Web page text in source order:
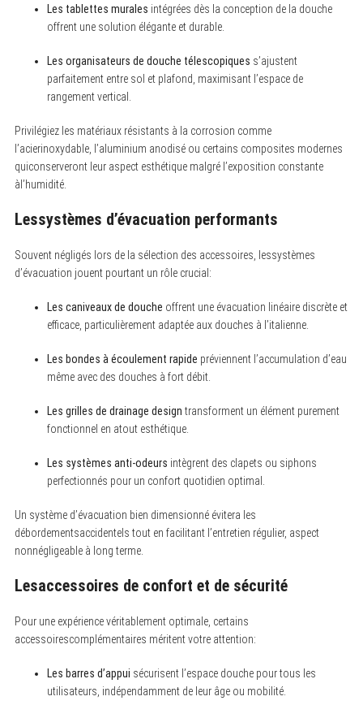
Les tablettes murales intégrées dès la conception de la douche
offrent une solution élégante et durable.
Les organisateurs de douche télescopiques s’ajustent
parfaitement entre sol et plafond, maximisant l’espace de
rangement vertical.
Privilégiez les matériaux résistants à la corrosion comme
l’acierinoxydable, l’aluminium anodisé ou certains composites modernes
quiconserveront leur aspect esthétique malgré l’exposition constante
àl’humidité.
Lessystèmes d’évacuation performants
Souvent négligés lors de la sélection des accessoires, lessystèmes
d’évacuation jouent pourtant un rôle crucial:
Les caniveaux de douche offrent une évacuation linéaire discrète et
efficace, particulièrement adaptée aux douches à l’italienne.
Les bondes à écoulement rapide préviennent l’accumulation d’eau
même avec des douches à fort débit.
Les grilles de drainage design transforment un élément purement
fonctionnel en atout esthétique.
Les systèmes anti-odeurs intègrent des clapets ou siphons
perfectionnés pour un confort quotidien optimal.
Un système d’évacuation bien dimensionné évitera les
débordementsaccidentels tout en facilitant l’entretien régulier, aspect
nonnégligeable à long terme.
Lesaccessoires de confort et de sécurité
Pour une expérience véritablement optimale, certains
accessoirescomplémentaires méritent votre attention:
Les barres d’appui sécurisent l’espace douche pour tous les
utilisateurs, indépendamment de leur âge ou mobilité.